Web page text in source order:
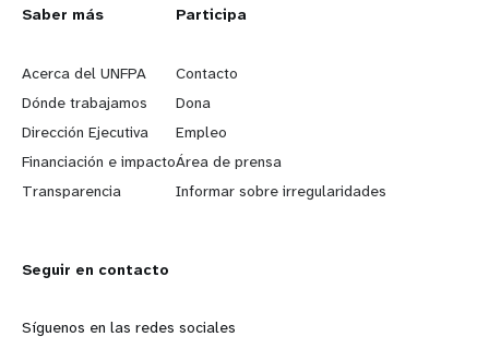
L
e
a
r
n
o
r
Saber más
Acerca del UNFPA
Dónde trabajamos
Dirección Ejecutiva
Financiación e impacto
Transparencia
G
o
b
e
y
d
Participa
Contacto
Dona
Empleo
Área de prensa
Informar sobre irregularidades
Seguir en contacto
Síguenos en las redes sociales